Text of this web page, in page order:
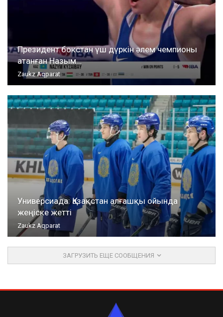
Президент бокстан үш дүркін әлем чемпионы
атанған Назым…
Zaukz Aqparat
Универсиада: Қазақстан алғашқы ойында
жеңіске жетті
Zaukz Aqparat
ЗАГРУЗИТЬ ЕЩЕ СООБЩЕНИЯ